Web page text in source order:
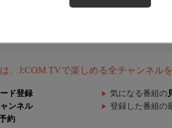
、J:COM TVで楽しめる全チャンネル
ド登録 気になる番組の
ンネル 登録した番組の
約